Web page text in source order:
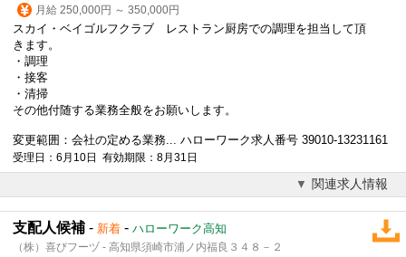
月給 250,000円 ～ 350,000円
スカイ・ベイゴルフクラブ レストラン厨房での調理を担当して頂
きます。
・調理
・接客
・清掃
その他付随する業務全般をお願いします。
変更範囲：会社の定める業務... ハローワーク求人番号 39010-13231161
受理日：6月10日 有効期限：8月31日
関連求人情報
支配人候補 - 新着 - ハローワーク高知
（株）喜びフーヅ - 高知県須崎市浦ノ内福良３４８－２